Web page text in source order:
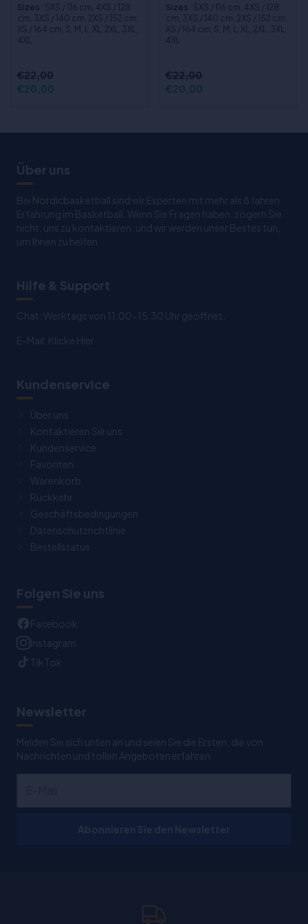
Sizes :5XS / 116 cm, 4XS / 128
cm, 3XS / 140 cm, 2XS / 152 cm,
XS / 164 cm, S, M, L, XL, 2XL, 3XL,
4XL
€22,00
€20,00
Sizes :5XS / 116 cm, 4XS / 128
cm, 3XS / 140 cm, 2XS / 152 cm,
XS / 164 cm, S, M, L, XL, 2XL, 3XL,
4XL
€22,00
€20,00
Über uns
Bei Nordicbasketball sind wir Experten mit mehr als 8 Jahren
Erfahrung im Basketball. Wenn Sie Fragen haben, zögern Sie
nicht, uns zu kontaktieren, und wir werden unser Bestes tun,
um Ihnen zu helfen
Hilfe & Support
Chat: Werktags von 11:00-15:30 Uhr geöffnet.
E-Mail: Klicke Hier
Kundenservice
Über uns
Kontaktieren Sie uns
Kundenservice
Favoriten
Warenkorb
Rückkehr
Geschäftsbedingungen
Datenschutzrichtlinie
Bestellstatus
Folgen Sie uns
Facebook
Instagram
TikTok
Newsletter
Melden Sie sich unten an und seien Sie die Ersten, die von
Nachrichten und tollen Angeboten erfahren